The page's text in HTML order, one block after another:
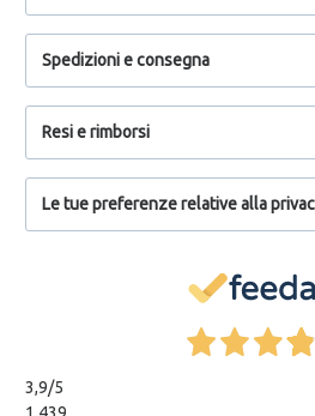
Spedizioni e consegna
Resi e rimborsi
Le tue preferenze relative alla
3,9/5